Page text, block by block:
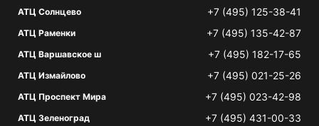
АТЦ Солнцево +7 (495) 125-38-41
АТЦ Раменки +7 (495) 135-42-87
АТЦ Варшавское ш +7 (495) 182-17-65
АТЦ Измайлово +7 (495) 021-25-26
АТЦ Проспект Мира +7 (495) 023-42-98
АТЦ Зеленоград +7 (495) 431-00-33